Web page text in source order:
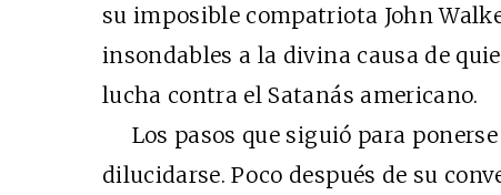
su imposible compatriota John
insondables a la divina causa de
lucha contra el Satanás americano.
Los pasos que siguió para
dilucidarse. Poco después de su